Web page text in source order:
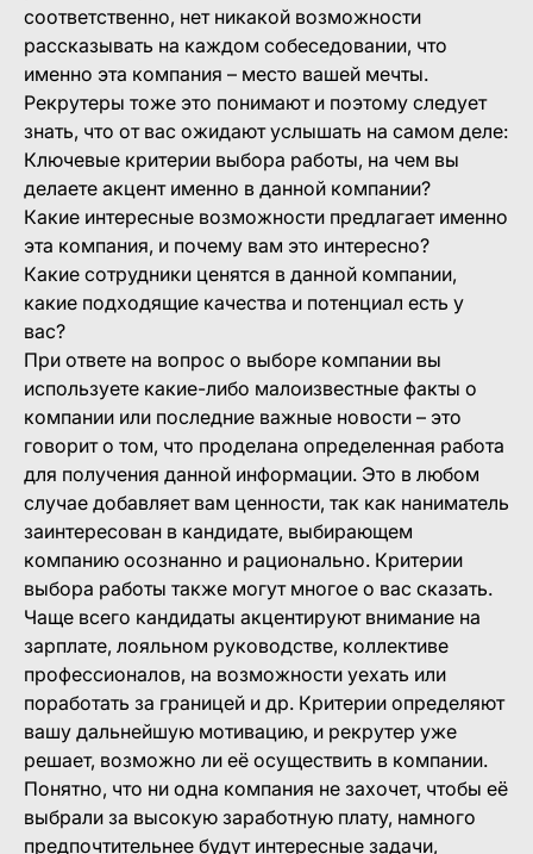
соответственно, нет никакой возможности
рассказывать на каждом собеседовании, что
именно эта компания – место вашей мечты.
Рекрутеры тоже это понимают и поэтому следует
знать, что от вас ожидают услышать на самом деле:
Ключевые критерии выбора работы, на чем вы
делаете акцент именно в данной компании?
Какие интересные возможности предлагает именно
эта компания, и почему вам это интересно?
Какие сотрудники ценятся в данной компании,
какие подходящие качества и потенциал есть у
вас?
При ответе на вопрос о выборе компании вы
используете какие-либо малоизвестные факты о
компании или последние важные новости – это
говорит о том, что проделана определенная работа
для получения данной информации. Это в любом
случае добавляет вам ценности, так как наниматель
заинтересован в кандидате, выбирающем
компанию осознанно и рационально. Критерии
выбора работы также могут многое о вас сказать.
Чаще всего кандидаты акцентируют внимание на
зарплате, лояльном руководстве, коллективе
профессионалов, на возможности уехать или
поработать за границей и др. Критерии определяют
вашу дальнейшую мотивацию, и рекрутер уже
решает, возможно ли её осуществить в компании.
Понятно, что ни одна компания не захочет, чтобы её
выбрали за высокую заработную плату, намного
предпочтительнее будут интересные задачи,